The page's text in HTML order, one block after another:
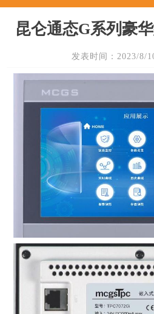
昆仑通态G系列豪
发表时间：2023/8/